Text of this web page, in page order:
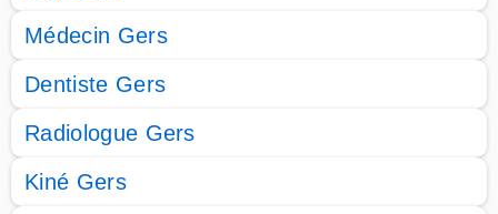
Médecin Gers
Dentiste Gers
Radiologue Gers
Kiné Gers